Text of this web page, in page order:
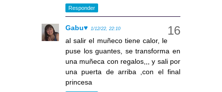
Responder
Gabu♥ 1/12/22, 22:10
al salir el muñeco tiene calor, le
puse los guantes, se transforma en
una muñeca con regalos,,, y sali por
una puerta de arriba ,con el final
princesa